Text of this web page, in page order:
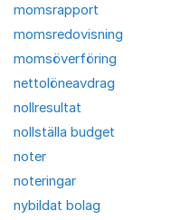
momsrapport
momsredovisning
momsöverföring
nettolöneavdrag
nollresultat
nollställa budget
noter
noteringar
nybildat bolag